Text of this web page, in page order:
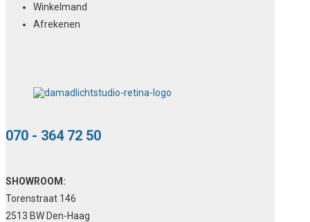
Winkelmand
Afrekenen
070 - 364 72 50
SHOWROOM:
Torenstraat 146
2513 BW Den-Haag